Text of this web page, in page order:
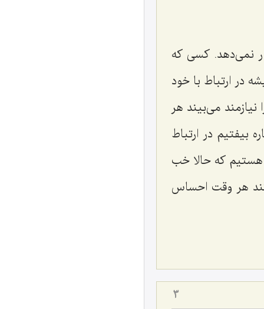
نمی‌دهد. کسی که
در ارتباط با خود
می‌بیند هر
بیفتیم در ارتباط
که حالا خب
هر وقت احساس
3